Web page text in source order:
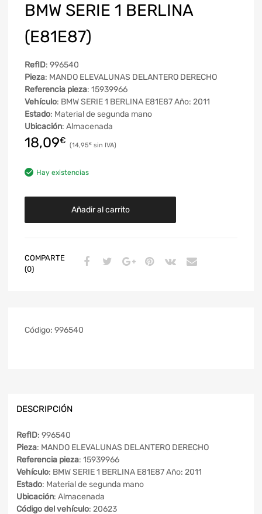
BMW SERIE 1 BERLINA
(E81E87)
RefID: 996540
Pieza: MANDO ELEVALUNAS DELANTERO DERECHO
Referencia pieza: 15939966
Vehículo: BMW SERIE 1 BERLINA E81E87 Año: 2011
Estado: Material de segunda mano
Ubicación: Almacenada
18,09€ 14,95€
Hay existencias
Añadir al carrito
COMPARTE
(0)
Código: 996540
DESCRIPCIÓN
RefID: 996540
Pieza: MANDO ELEVALUNAS DELANTERO DERECHO
Referencia pieza: 15939966
Vehículo: BMW SERIE 1 BERLINA E81E87 Año: 2011
Estado: Material de segunda mano
Ubicación: Almacenada
Código del vehículo: 20623